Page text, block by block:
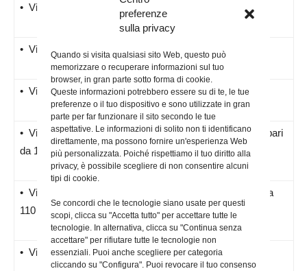
preferenze
sulla privacy
Quando si visita qualsiasi sito Web, questo può
memorizzare o recuperare informazioni sul tuo
browser, in gran parte sotto forma di cookie.
Queste informazioni potrebbero essere su di te, le tue
preferenze o il tuo dispositivo e sono utilizzate in gran
parte per far funzionare il sito secondo le tue
aspettative. Le informazioni di solito non ti identificano
direttamente, ma possono fornire un'esperienza Web
più personalizzata. Poiché rispettiamo il tuo diritto alla
privacy, è possibile scegliere di non consentire alcuni
tipi di cookie.
Se concordi che le tecnologie siano usate per questi
scopi, clicca su "Accetta tutto" per accettare tutte le
tecnologie. In alternativa, clicca su "Continua senza
accettare" per rifiutare tutte le tecnologie non
essenziali. Puoi anche scegliere per categoria
cliccando su "Configura". Puoi revocare il tuo consenso
• Via degli Ortensi – 00175 – ROMA
• Via degli Oppii – 00181 – ROMA
• Via Ugo Niutta – 00177 – ROMA
• Via di Torpignattara – 00177 – ROMA ( numeri dispari
da 183 in poi )
• Via di Centocelle – 00177 – ROMA ( numeri pari da
110 a 238 )
• Via Gaetano Salvemini – 00177 – ROMA